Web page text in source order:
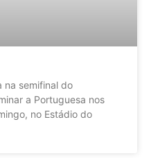
na semifinal do
a Portuguesa nos
no Estádio do